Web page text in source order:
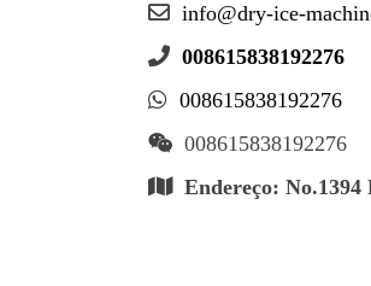
info@dry-ice-
008615838192276
008615838192276
008615838192276
Endereço: No.1394